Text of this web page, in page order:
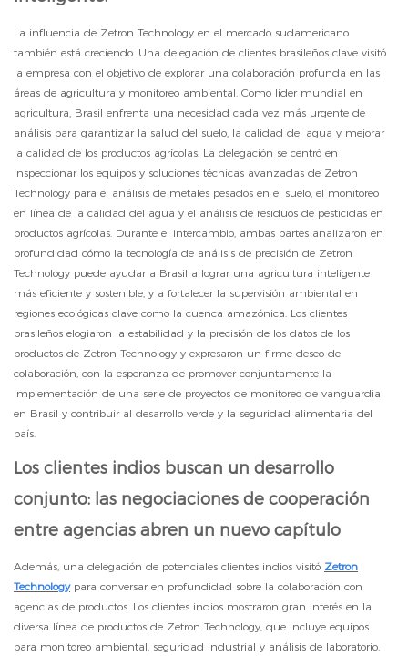
La influencia de Zetron Technology en el mercado sudamericano
también está creciendo. Una delegación de clientes brasileños clave visitó
la empresa con el objetivo de explorar una colaboración profunda en las
áreas de agricultura y monitoreo ambiental. Como líder mundial en
agricultura, Brasil enfrenta una necesidad cada vez más urgente de
análisis para garantizar la salud del suelo, la calidad del agua y mejorar
la calidad de los productos agrícolas. La delegación se centró en
inspeccionar los equipos y soluciones técnicas avanzadas de Zetron
Technology para el análisis de metales pesados ​​en el suelo, el monitoreo
en línea de la calidad del agua y el análisis de residuos de pesticidas en
productos agrícolas. Durante el intercambio, ambas partes analizaron en
profundidad cómo la tecnología de análisis de precisión de Zetron
Technology puede ayudar a Brasil a lograr una agricultura inteligente
más eficiente y sostenible, y a fortalecer la supervisión ambiental en
regiones ecológicas clave como la cuenca amazónica. Los clientes
brasileños elogiaron la estabilidad y la precisión de los datos de los
productos de Zetron Technology y expresaron un firme deseo de
colaboración, con la esperanza de promover conjuntamente la
implementación de una serie de proyectos de monitoreo de vanguardia
en Brasil y contribuir al desarrollo verde y la seguridad alimentaria del
país.
Los clientes indios buscan un desarrollo
conjunto: las negociaciones de cooperación
entre agencias abren un nuevo capítulo
Además, una delegación de potenciales clientes indios visitó Zetron
Technologypara conversar en profundidad sobre la colaboración con
agencias de productos. Los clientes indios mostraron gran interés en la
diversa línea de productos de Zetron Technology, que incluye equipos
para monitoreo ambiental, seguridad industrial y análisis de laboratorio.